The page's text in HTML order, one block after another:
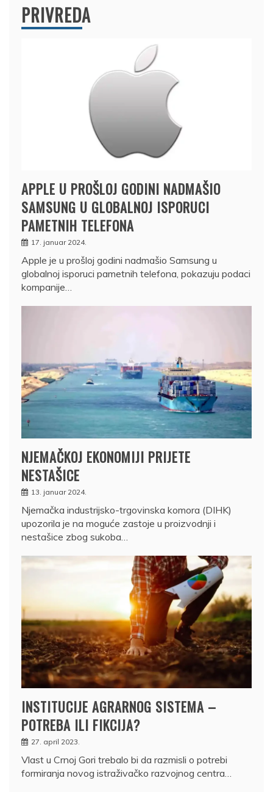
PRIVREDA
APPLE U PROŠLOJ GODINI NADMAŠIO
SAMSUNG U GLOBALNOJ ISPORUCI
PAMETNIH TELEFONA
17. januar 2024.
Apple je u prošloj godini nadmašio Samsung u
globalnoj isporuci pametnih telefona, pokazuju podaci
kompanije…
NJEMAČKOJ EKONOMIJI PRIJETE
NESTAŠICE
13. januar 2024.
Njemačka industrijsko-trgovinska komora (DIHK)
upozorila je na moguće zastoje u proizvodnji i
nestašice zbog sukoba…
INSTITUCIJE AGRARNOG SISTEMA –
POTREBA ILI FIKCIJA?
27. april 2023.
Vlast u Crnoj Gori trebalo bi da razmisli o potrebi
formiranja novog istraživačko razvojnog centra…